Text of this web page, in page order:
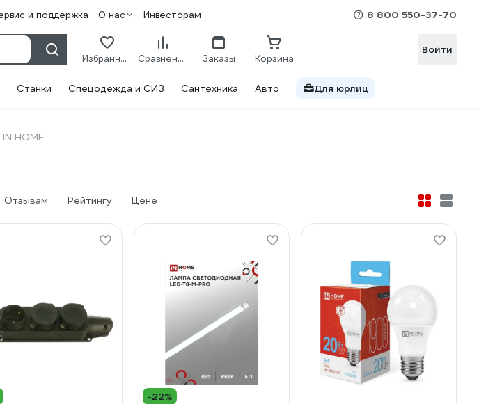
и поддержка О нас Инвесторам 8 800 550-37-70
Избранное Сравнение Заказы Корзина
Войти
Станки Спецодежда и СИЗ Сантехника Авто Для юрлиц
HOME
Отзывам Рейтингу Цене
-22%